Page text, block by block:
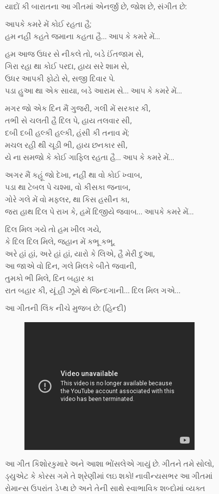
યાદોં કી બારાતના આ ગીતમાં એનર્જી છે, જોશ છે, સંગીત છે:
આપકે કમરે મેં કોઈ રહતા હૈ;
હમ નહીં કહતે જમાના કહતા હૈ… આપ કે કમરે મેં…
હમ આજ ઉધર સે નીકલે તો, બડે ઈંતજામ સે,
ગિરા રહા થા કોઈ પરદા, હાય સરે શામ સે,
ઉધર આપકી ફોટો સે, સજી દિવાર પે.
પડા હુઆ થા એક સાયા, બડે આરામ સે… આપ કે કમરે મેં…
મગર જો એક દિન મૈં ગુજરી, ગલી મેં સરકાર કી,
તભી સે ચલતી હૈ દિલ પે, હાય તલવાર સી,
દબી દબી હલ્કી હલ્કી, હંસી કી તનાવ મેં;
મચલ રહી થી ચૂડી ભી, હાય છનકાર સી,
યે ના સમજો કે કોઈ ગાફિલ રહતા હૈ… આપ કે કમરે મેં…
અગર મૈં કહૂં જો દેખા, નહીં થા વો કોઈ ખ્વાબ,
પડા થા ટેબલ પે ચશ્મા, વો કીસકા જનાબ,
ગોરે ગલે મેં વો મફલર, થા કિસ હસીન કા,
જરા હાથ દિલ પે રાખ કે, હમેં દિજીયે જવાબ… આપકે કમરે મેં…
દિલ મિલ ગયે તો હમ ખીલ ગયે,
કે દિલ દિલ મિલે, જહાન મેં કભૂ કભૂ,
અરે હાં હાં, અરે હાં હાં, યારો કે લિએ, હૈ મેરી દુઆ,
આ જાએ વો દિન, ગલે મિલકે બીતે જવાની,
તુમકો ભી મિલે, દિન બહાર કા
રાત બહાર કી, યૂં હી ઝૂમે થે જિન્દગાની… દિલ મિલ ગએ…
આ ગીતની લિંક નીચે મુજબ છે: (હિન્દી)
આ ગીત કિશોરકુમારે અને આશા ભોંસલેએ ગાયું છે. ગીતને તમે સોલો,
ડ્યુએટ કે કોરસ ગમે તે શ્રેણીમાં લઇ શકો! નાવીન્યસભર આ ગીતમાં
રોમાન્સ ઉપરાંત ડેપ્થ છે અને તેની સાથે સ્વાભાવિક શબ્દોમાં વ્યક્ત